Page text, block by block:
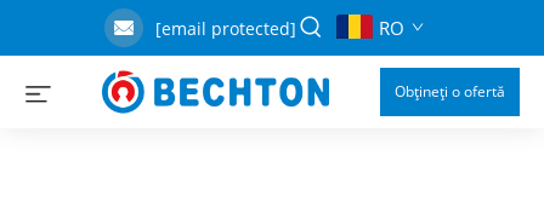
[email protected] RO
Obțineți o ofertă